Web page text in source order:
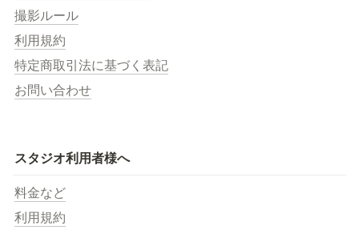
撮影ルール
利用規約
特定商取引法に基づく表記
お問い合わせ
スタジオ利用者様へ
料金など
利用規約